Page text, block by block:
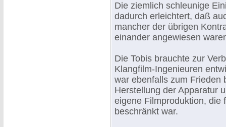
Die ziemlich schleunige
dadurch erleichtert, daß
mancher der übrigen
einander angewiesen
Die Tobis brauchte zur
Klangfilm-Ingenieuren
war ebenfalls zum Frieden
Herstellung der Apparatur
eigene Filmproduktion, die
beschränkt war.